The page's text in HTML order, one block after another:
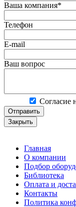
Ваша компания*
Телефон
E-mail
Ваш вопрос
Согласие
Отправить
Закрыть
Главная
О компании
Подбор
Библиотека
Оплата и
Контакты
Политика